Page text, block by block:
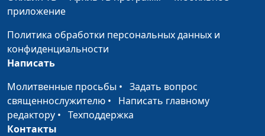
Благословения омовения
ног во время Вечери
Господней
Юлия Синицына,
Кому не следует
участвовать в Святом
Причастии?
Юлия Синицына,
Алексей Гусев,
приложение
Политика обработки персональных данных и
конфиденциальности
Написать
Молитвенные просьбы • Задать вопрос
священнослужителю • Написать главному
редактору • Техподдержка
Контакты